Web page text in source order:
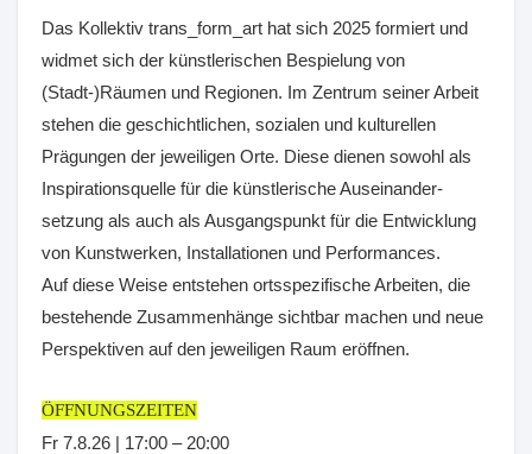
Das Kollektiv trans_form_art hat sich 2025 formiert und
widmet sich der künstlerischen Bespielung von
(Stadt-)Räumen und Regionen. Im Zentrum seiner Arbeit
stehen die geschichtlichen, sozialen und kulturellen
Prägungen der jeweiligen Orte. Diese dienen sowohl als
Inspirationsquelle für die künstlerische Auseinander-
setzung als auch als Ausgangspunkt für die Entwicklung
von Kunstwerken, Installationen und Performances.
Auf diese Weise entstehen ortsspezifische Arbeiten, die
bestehende Zusammenhänge sichtbar machen und neue
Perspektiven auf den jeweiligen Raum eröffnen.
ÖFFNUNGSZEITEN
Fr 7.8.26 | 17:00 – 20:00